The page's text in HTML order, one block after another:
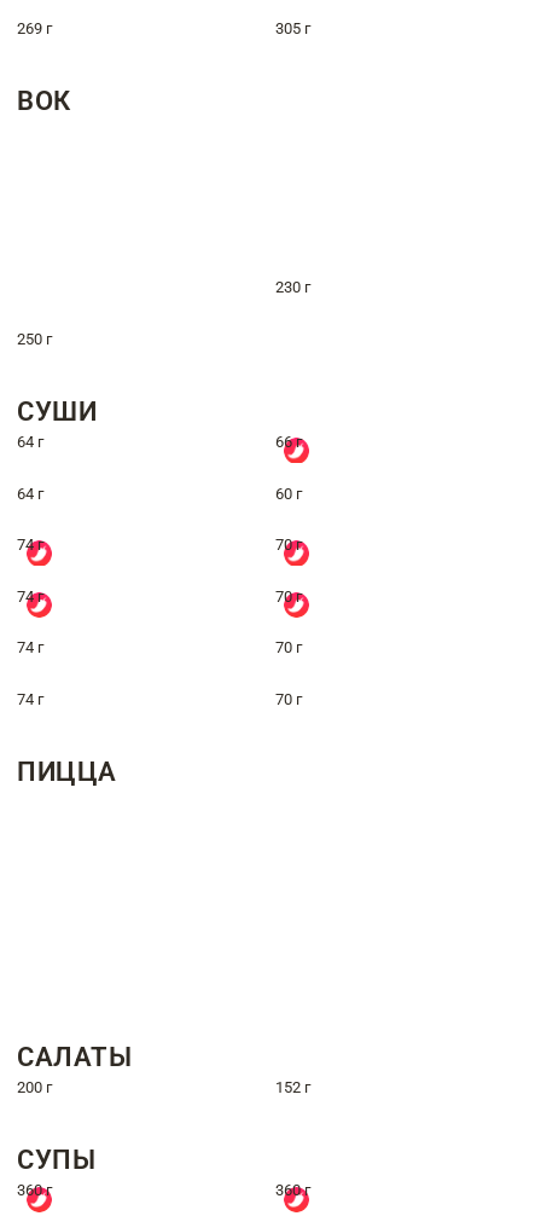
269 г 305 г
ВОК
230 г
250 г
СУШИ
64 г 66 г
64 г 60 г
74 г 70 г
74 г 70 г
74 г 70 г
74 г 70 г
ПИЦЦА
САЛАТЫ
200 г 152 г
СУПЫ
360 г 360 г